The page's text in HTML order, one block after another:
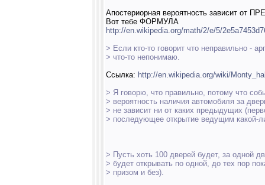
Апостериорная вероятность зависит от
Вот тебе ФОРМУЛА
http://en.wikipedia.org/math/2/e/5/
> Если кто-то говорит что неправильно -
> что-то непонимаю.
Ссылка: http://en.wikipedia.org/wiki/
> Я говорю, что правильно, потому что
> вероятность наличия автомобиля за
> не зависит ни от каких предыдущих
> последующее открытие ведущим какой-
> Пусть хоть 100 дверей будет, за одной
> будет открывать по одной, до тех пор
> призом и без).